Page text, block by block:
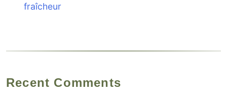
fraîcheur
Recent Comments